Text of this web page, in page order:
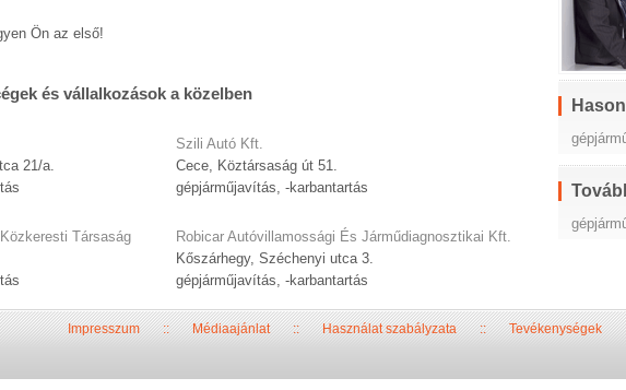
Ön az első!
és vállalkozások a közelben
21/a.
Társaság
Szili Autó Kft.
Cece, Köztársaság út 51.
gépjárműjavítás, -karbantartás
Robicar Autóvillamossági És Járműdiagnosztikai Kft.
Kőszárhegy, Széchenyi utca 3.
gépjárműjavítás, -karbantartás
Impresszum::Médiaajánlat::Használat szabályzata::Tevékenységek